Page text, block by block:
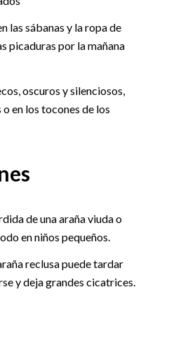
las sábanas y la ropa de
picaduras por la mañana
oscuros y silenciosos,
en los tocones de los
de una araña viuda o
en niños pequeños.
reclusa puede tardar
y deja grandes cicatrices.